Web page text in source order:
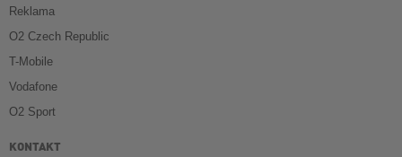
Reklama
O2 Czech Republic
T-Mobile
Vodafone
O2 Sport
KONTAKT